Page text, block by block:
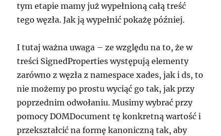
tym etapie mamy już wypełnioną całą treść
tego węzła. Jak ją wypełnić pokażę później.
I tutaj ważna uwaga – ze względu na to, że w
treści SignedProperties występują elementy
zarówno z węzła z namespace xades, jak i ds, to
nie możemy po prostu wyciąć go tak, jak przy
poprzednim odwołaniu. Musimy wybrać przy
pomocy DOMDocument tę konkretną wartość i
przekształcić na formę kanoniczną tak, aby